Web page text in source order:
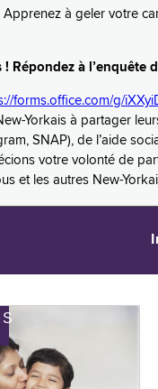
à geler votre
Répondez à l’enquête
forms.office.com/g/
Yorkais à partager
SNAP), de l’aide
votre volonté de
et les autres New-